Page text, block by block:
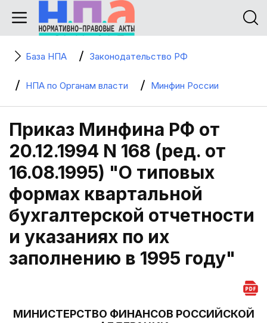
База НПА Законодательство РФ
НПА по Органам власти Минфин России
Приказ Минфина РФ от
20.12.1994 N 168 (ред. от
16.08.1995) "О типовых
формах квартальной
бухгалтерской отчетности
и указаниях по их
заполнению в 1995 году"
МИНИСТЕРСТВО ФИНАНСОВ РОССИЙСКОЙ